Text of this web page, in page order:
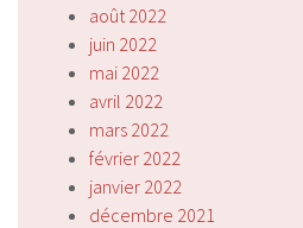
août 2022
juin 2022
mai 2022
avril 2022
mars 2022
février 2022
janvier 2022
décembre 2021